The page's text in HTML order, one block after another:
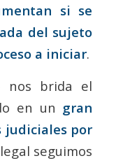
si se
del sujeto
a iniciar.
nos brida el
en un gran
judiciales por
seguimos